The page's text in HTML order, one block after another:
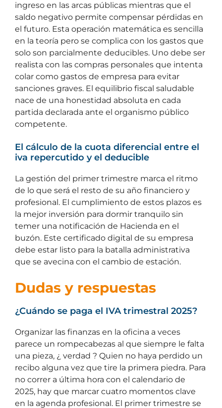
ingreso en las arcas públicas mientras que el
saldo negativo permite compensar pérdidas en
el futuro. Esta operación matemática es sencilla
en la teoría pero se complica con los gastos que
solo son parcialmente deducibles. Uno debe ser
realista con las compras personales que intenta
colar como gastos de empresa para evitar
sanciones graves. El equilibrio fiscal saludable
nace de una honestidad absoluta en cada
partida declarada ante el organismo público
competente.
El cálculo de la cuota diferencial entre el
iva repercutido y el deducible
La gestión del primer trimestre marca el ritmo
de lo que será el resto de su año financiero y
profesional. El cumplimiento de estos plazos es
la mejor inversión para dormir tranquilo sin
temer una notificación de Hacienda en el
buzón. Este certificado digital de su empresa
debe estar listo para la batalla administrativa
que se avecina con el cambio de estación.
Dudas y respuestas
¿Cuándo se paga el IVA trimestral 2025?
Organizar las finanzas en la oficina a veces
parece un rompecabezas al que siempre le falta
una pieza, ¿ verdad ? Quien no haya perdido un
recibo alguna vez que tire la primera piedra. Para
no correr a última hora con el calendario de
2025, hay que marcar cuatro momentos clave
en la agenda profesional. El primer trimestre se